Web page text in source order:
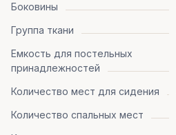
Боковины
Группа ткани
Емкость для постельных
принадлежностей
Количество мест для сидения
Количество спальных мест